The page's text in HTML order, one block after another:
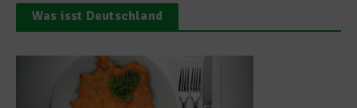
Was isst Deutschland